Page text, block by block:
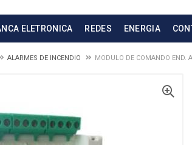
ELETRONICA REDES ENERGIA
ALARMES DE INCENDIO MODULO DE COMANDO END.